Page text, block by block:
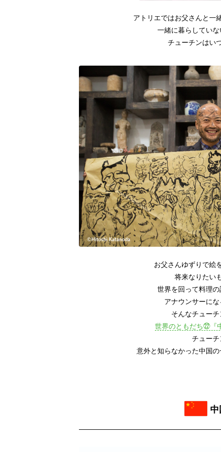
アトリエではお父さんと一
一緒に暮らしてい
チューチンはい
お父さんゆずりで絵
将来なりたい
世界を回って料理
アナウンサーに
そんなチュー
世界のともだち㉒『
チュー
意外と知らなかった中国